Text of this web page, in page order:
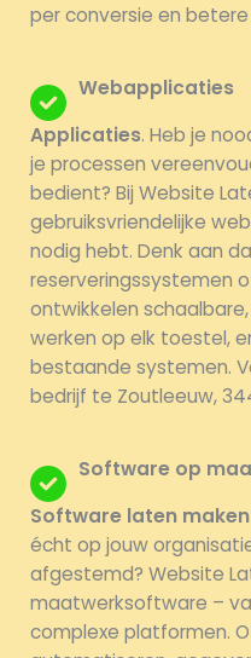
per conversie en
Webapplicaties
Applicaties. Heb je
je processen
bedient? Bij Website
gebruiksvriendelijke
nodig hebt. Denk aan
reserveringssystemen
ontwikkelen
werken op elk toestel,
bestaande systemen.
bedrijf te Zoutleeuw,
Software op
Software laten
écht op jouw
afgestemd? Website
maatwerksoftware –
complexe platformen.